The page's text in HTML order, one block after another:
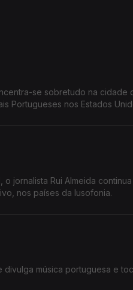
se sobretudo na cidade
Portugueses nos Estados
jornalista Rui Almeida
nos países da lusofonia.
música portuguesa e